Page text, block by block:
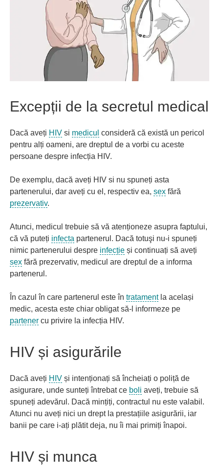
Excepții de la secretul medical
Dacă aveți HIV si medicul consideră că există un pericol
pentru alți oameni, are dreptul de a vorbi cu aceste
persoane despre infecția HIV.
De exemplu, dacă aveți HIV si nu spuneți asta
partenerului, dar aveți cu el, respectiv ea, sex fără
prezervativ.
Atunci, medicul trebuie să vă atenționeze asupra faptului,
că vă puteți infecta partenerul. Dacă totuşi nu-i spuneți
nimic partenerului despre infecție și continuați să aveți
sex fără prezervativ, medicul are dreptul de a informa
partenerul.
În cazul în care partenerul este în tratamentla același
medic, acesta este chiar obligat să-l informeze pe
partener cu privire la infecția HIV.
HIV și asigurările
Dacă aveți HIV și intenționați să încheiați o poliță de
asigurare, unde sunteți întrebat ce boli aveți, trebuie să
spuneți adevărul. Dacă mințiți, contractul nu este valabil.
Atunci nu aveți nici un drept la prestațiile asigurării, iar
banii pe care i-ați plătit deja, nu îi mai primiți înapoi.
HIV și munca